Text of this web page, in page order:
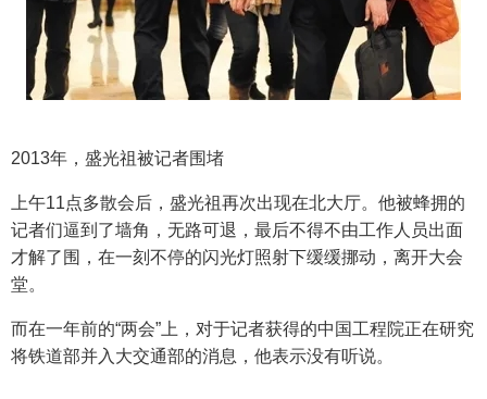
2013年，盛光祖被记者围堵
上午11点多散会后，盛光祖再次出现在北大厅。他被蜂拥的
记者们逼到了墙角，无路可退，最后不得不由工作人员出面
才解了围，在一刻不停的闪光灯照射下缓缓挪动，离开大会
堂。
而在一年前的“两会”上，对于记者获得的中国工程院正在研究
将铁道部并入大交通部的消息，他表示没有听说。